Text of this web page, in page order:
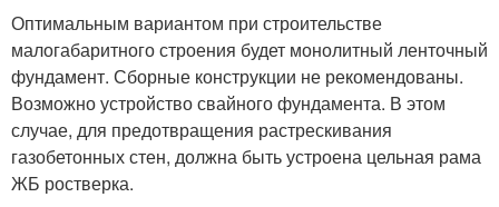
Оптимальным вариантом при строительстве
малогабаритного строения будет монолитный ленточный
фундамент. Сборные конструкции не рекомендованы.
Возможно устройство свайного фундамента. В этом
случае, для предотвращения растрескивания
газобетонных стен, должна быть устроена цельная рама
ЖБ ростверка.